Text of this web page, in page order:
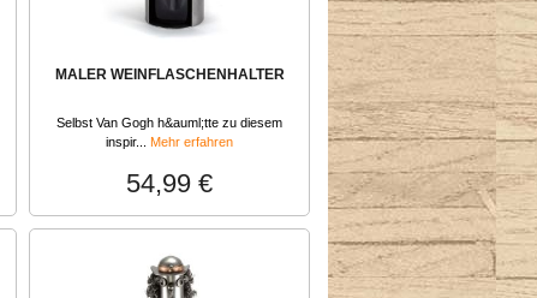
MALER WEINFLASCHENHALTER
Selbst Van Gogh h&auml;tte zu diesem
inspir... Mehr erfahren
54,99 €